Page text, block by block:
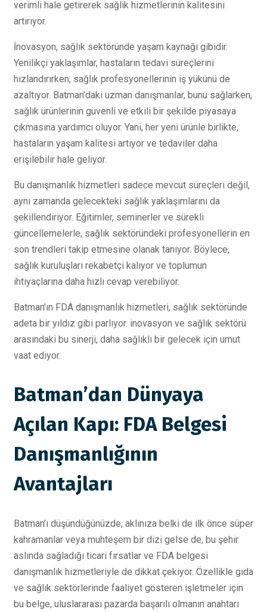
verimli hale getirerek sağlık hizmetlerinin kalitesini
artırıyor.
İnovasyon, sağlık sektöründe yaşam kaynağı gibidir.
Yenilikçi yaklaşımlar, hastaların tedavi süreçlerini
hızlandırırken, sağlık profesyonellerinin iş yükünü de
azaltıyor. Batman’daki uzman danışmanlar, bunu sağlarken,
sağlık ürünlerinin güvenli ve etkili bir şekilde piyasaya
çıkmasına yardımcı oluyor. Yani, her yeni ürünle birlikte,
hastaların yaşam kalitesi artıyor ve tedaviler daha
erişilebilir hale geliyor.
Bu danışmanlık hizmetleri sadece mevcut süreçleri değil,
aynı zamanda gelecekteki sağlık yaklaşımlarını da
şekillendiriyor. Eğitimler, seminerler ve sürekli
güncellemelerle, sağlık sektöründeki profesyonellerin en
son trendleri takip etmesine olanak tanıyor. Böylece,
sağlık kuruluşları rekabetçi kalıyor ve toplumun
ihtiyaçlarına daha hızlı cevap verebiliyor.
Batman'ın FDA danışmanlık hizmetleri, sağlık sektöründe
adeta bir yıldız gibi parlıyor. inovasyon ve sağlık sektörü
arasındaki bu sinerji, daha sağlıklı bir gelecek için umut
vaat ediyor.
Batman’dan Dünyaya
Açılan Kapı: FDA Belgesi
Danışmanlığının
Avantajları
Batman’ı düşündüğünüzde, aklınıza belki de ilk önce süper
kahramanlar veya muhteşem bir dizi gelse de, bu şehir
aslında sağladığı ticari fırsatlar ve FDA belgesi
danışmanlık hizmetleriyle de dikkat çekiyor. Özellikle gıda
ve sağlık sektörlerinde faaliyet gösteren işletmeler için
bu belge, uluslararası pazarda başarılı olmanın anahtarı